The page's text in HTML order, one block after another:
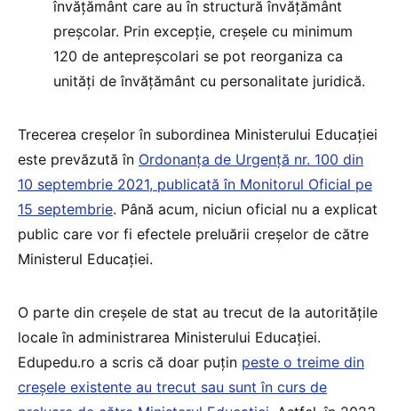
învățământ care au în structură învățământ
preșcolar. Prin excepție, creșele cu minimum
120 de antepreșcolari se pot reorganiza ca
unități de învățământ cu personalitate juridică.
Trecerea creșelor în subordinea Ministerului Educației
este prevăzută în Ordonanța de Urgență nr. 100 din
10 septembrie 2021, publicată în Monitorul Oficial pe
15 septembrie. Până acum, niciun oficial nu a explicat
public care vor fi efectele preluării creșelor de către
Ministerul Educației.
O parte din creșele de stat au trecut de la autoritățile
locale în administrarea Ministerului Educației.
Edupedu.ro a scris că doar puțin peste o treime din
creșele existente au trecut sau sunt în curs de